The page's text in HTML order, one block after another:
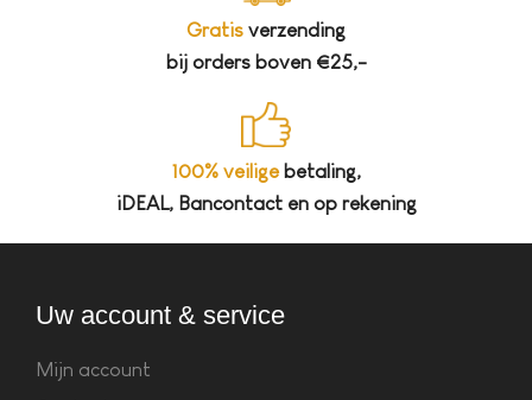
Gratis verzending
bij orders boven €25,-
100% veiligebetaling,
iDEAL, Bancontact en op rekening
Uw account & service
Mijn account